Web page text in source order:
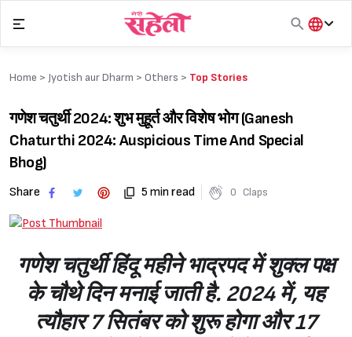
content
हिंदी
Home > Jyotish aur Dharm > Others > Top Stories
गणेश चतुर्थी 2024: शुभ मुहूर्त और विशेष भोग (Ganesh
Chaturthi 2024: Auspicious Time And Special
Bhog)
Share 5 min read 0 Claps
गणेश चतुर्थी हिंदू महीने भाद्रपद में शुक्ल पक्ष
के चौथे दिन मनाई जाती है. 2024 में, यह
त्यौहार 7 सितंबर को शुरू होगा और 17